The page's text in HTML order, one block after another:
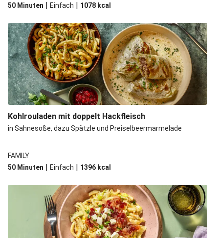
50 Minuten | Einfach | 1078 kcal
Kohlrouladen mit doppelt Hackfleisch
in Sahnesoße, dazu Spätzle und Preiselbeermarmelade
FAMILY
50 Minuten | Einfach | 1396 kcal